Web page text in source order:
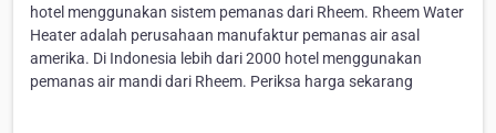
hotel menggunakan sistem pemanas dari Rheem. Rheem Water
Heater adalah perusahaan manufaktur pemanas air asal
amerika. Di Indonesia lebih dari 2000 hotel menggunakan
pemanas air mandi dari Rheem. Periksa harga sekarang